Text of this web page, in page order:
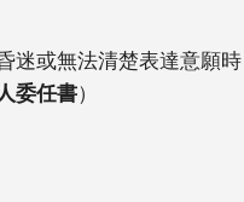
或無法清楚表達意願
委任書）